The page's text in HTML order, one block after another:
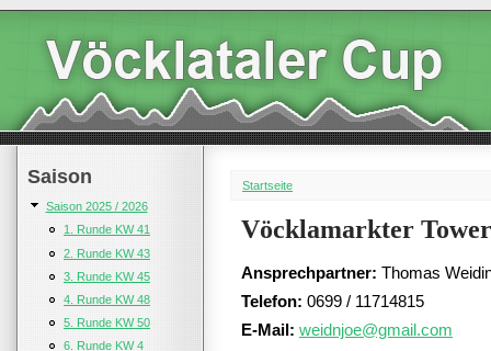
Saison
Saison 2025 / 2026
1. Runde KW 41
2. Runde KW 43
3. Runde KW 45
4. Runde KW 48
5. Runde KW 50
6. Runde KW 4
Startseite
Vöcklamarkter
Ansprechpartner: Thomas
Telefon: 0699 / 11714815
E-Mail: weidnjoe@gmail.com